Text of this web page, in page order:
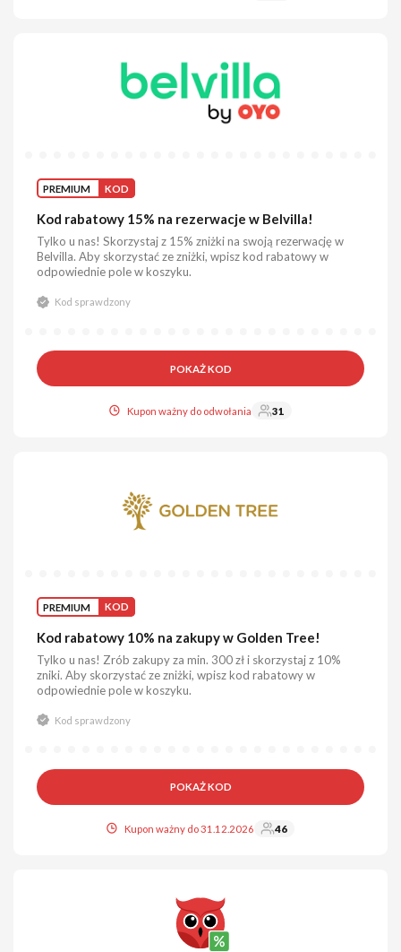
PREMIUM KOD
Kod rabatowy 15% na rezerwacje w Belvilla!
Tylko u nas! Skorzystaj z 15% zniżki na swoją rezerwację w
Belvilla. Aby skorzystać ze zniżki, wpisz kod rabatowy w
odpowiednie pole w koszyku.
Kod sprawdzony
POKAŻ KOD
Kupon ważny do odwołania 31
PREMIUM KOD
Kod rabatowy 10% na zakupy w Golden Tree!
Tylko u nas! Zrób zakupy za min. 300 zł i skorzystaj z 10%
zniki. Aby skorzystać ze zniżki, wpisz kod rabatowy w
odpowiednie pole w koszyku.
Kod sprawdzony
POKAŻ KOD
Kupon ważny do 31.12.2026 46